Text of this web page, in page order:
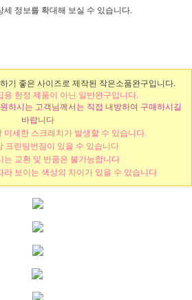
세 정보를 확대해 보실 수 있습니다.
기 좋은 사이즈로 제작된 작은소품완구입니다.
용 한정 제품이 아닌 일반완구입니다.
하시는 고객님께서는 직접 내방하여 구매하시길
바랍니다
미세한 스크래치가 발생할 수 있습니다.
프린팅번짐이 있을 수 있습니다
는 교환 및 반품은 불가능합니다
라 보이는 색상의 차이가 있을 수 있습니다